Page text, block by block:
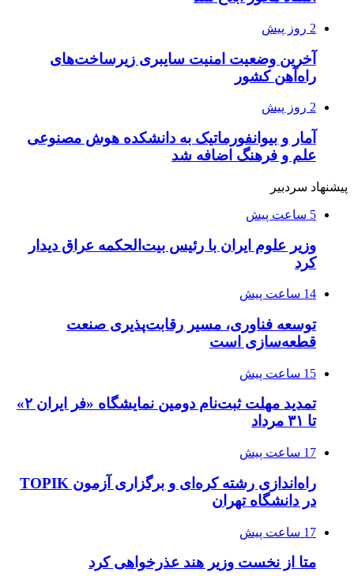
2 روز پیش
آخرین وضعیت امنیت سایبری زیرساخت‌های
راه‌آهن کشور
2 روز پیش
آمار و بیوانفورماتیک به دانشکده هوش مصنوعی
علم و فرهنگ اضافه شد
پیشنهاد سردبیر
5 ساعت پیش
وزیر علوم ایران با رئیس بیت‌الحکمه عراق دیدار
کرد
14 ساعت پیش
توسعه فناوری، مسیر رقابت‌پذیری صنعت
قطعه‌سازی است
15 ساعت پیش
تمدید مهلت ثبت‌نام دومین نمایشگاه «فر ایران ۲»
تا ۳۱ مرداد
17 ساعت پیش
راه‌اندازی رشته کره‌ای و برگزاری آزمون TOPIK
در دانشگاه تهران
17 ساعت پیش
متا از نخست وزیر هند عذرخواهی کرد